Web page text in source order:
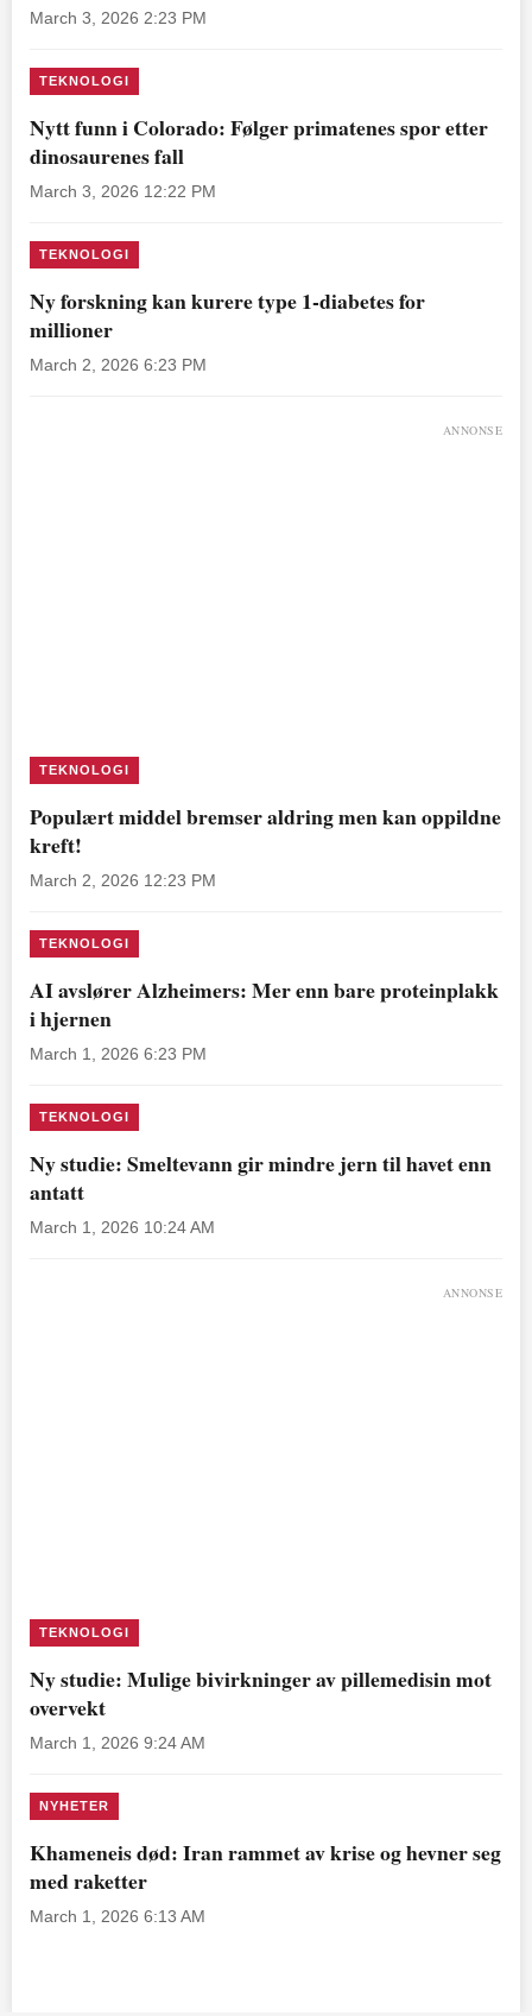
March 3, 2026 2:23 PM
TEKNOLOGI
Nytt funn i Colorado: Følger primatenes spor etter
dinosaurenes fall
March 3, 2026 12:22 PM
TEKNOLOGI
Ny forskning kan kurere type 1-diabetes for
millioner
March 2, 2026 6:23 PM
ANNONSE
TEKNOLOGI
Populært middel bremser aldring men kan oppildne
kreft!
March 2, 2026 12:23 PM
TEKNOLOGI
AI avslører Alzheimers: Mer enn bare proteinplakk
i hjernen
March 1, 2026 6:23 PM
TEKNOLOGI
Ny studie: Smeltevann gir mindre jern til havet enn
antatt
March 1, 2026 10:24 AM
ANNONSE
TEKNOLOGI
Ny studie: Mulige bivirkninger av pillemedisin mot
overvekt
March 1, 2026 9:24 AM
NYHETER
Khameneis død: Iran rammet av krise og hevner seg
med raketter
March 1, 2026 6:13 AM